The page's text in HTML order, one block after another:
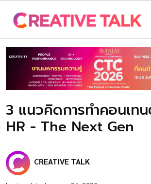
3 แนวคิดการทำคอนเท
HR - The Next Gen
CREATIVE TALK